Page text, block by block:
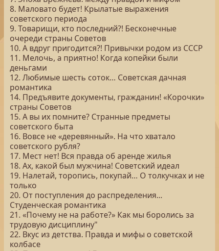
8. Маловато будет! Крылатые выражения
советского периода
9. Товарищи, кто последний?! Бесконечные
очереди страны Советов
10. А вдруг пригодится?! Привычки родом из СССР
11. Мелочь, а приятно! Когда копейки были
деньгами
12. Любимые шесть соток… Советская дачная
романтика
14. Предъявите документы, гражданин! «Корочки»
страны Советов
15. А вы их помните? Странные предметы
советского быта
16. Вовсе не «деревянный». На что хватало
советского рубля?
17. Мест нет! Вся правда об аренде жилья
18. Ах, какой был мужчина! Советский идеал
19. Налетай, торопись, покупай… О толкучках и не
только
20. От поступления до распределения...
Студенческая романтика
21. «Почему не на работе?» Как мы боролись за
трудовую дисциплину"
22. Вкус из детства. Правда и мифы о советской
колбасе